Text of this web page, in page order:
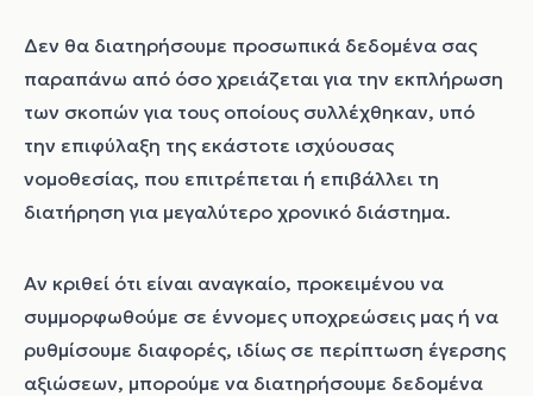
Δεν θα διατηρήσουμε προσωπικά δεδομένα σας
παραπάνω από όσο χρειάζεται για την εκπλήρωση
των σκοπών για τους οποίους συλλέχθηκαν, υπό
την επιφύλαξη της εκάστοτε ισχύουσας
νομοθεσίας, που επιτρέπεται ή επιβάλλει τη
διατήρηση για μεγαλύτερο χρονικό διάστημα.
Αν κριθεί ότι είναι αναγκαίο, προκειμένου να
συμμορφωθούμε σε έννομες υποχρεώσεις μας ή να
ρυθμίσουμε διαφορές, ιδίως σε περίπτωση έγερσης
αξιώσεων, μπορούμε να διατηρήσουμε δεδομένα